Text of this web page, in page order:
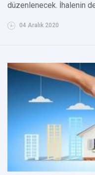
düzenlenecek. İhalenin
04 Aralık 2020